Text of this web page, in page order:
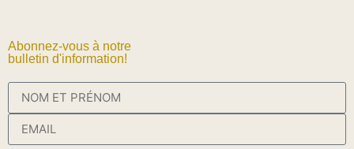
Abonnez-vous à notre
bulletin d'information!